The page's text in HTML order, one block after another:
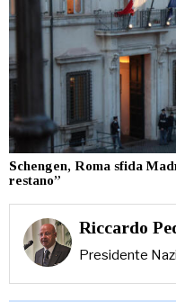
Schengen, Roma sfida
restano”
Riccardo
Presidente